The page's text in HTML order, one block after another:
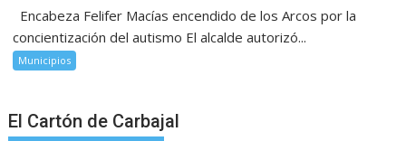
Encabeza Felifer Macías encendido de los Arcos por la
concientización del autismo El alcalde autorizó...
Municipios
El Cartón de Carbajal